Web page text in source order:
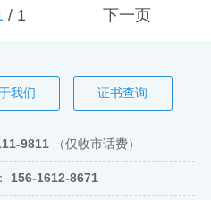
/ 1 下一页
我们 证书查询
9811 （仅收市话费）
156-1612-8671